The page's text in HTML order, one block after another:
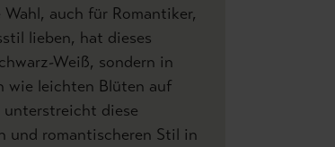
auch für Romantiker,
lieben, hat dieses
Weiß, sondern in
wie leichten Blüten auf
diese
und romantischeren Stil in